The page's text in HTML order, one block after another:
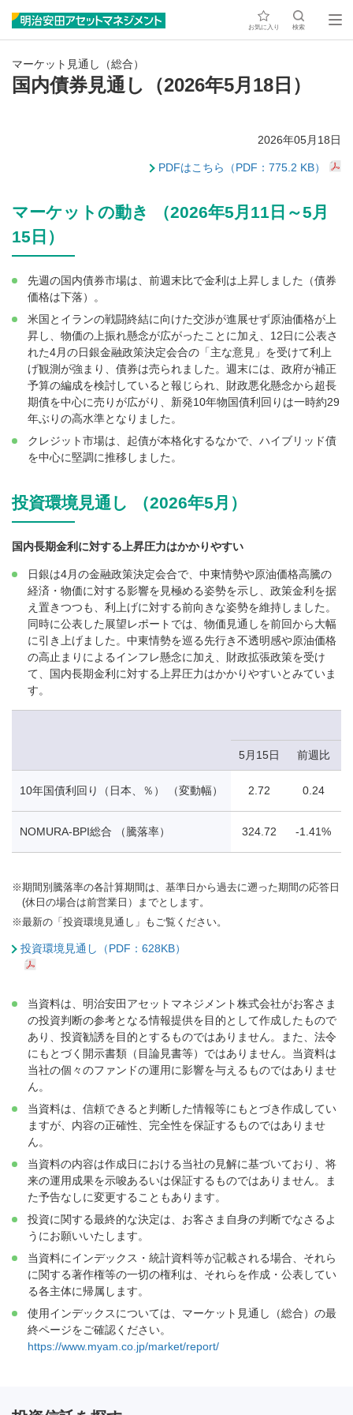
お気に入り 検索
マーケット見通し（総合）
国内債券見通し（2026年5月18日）
2026年05月18日
PDFはこちら（PDF：775.2 KB）
マーケットの動き （2026年5月11日～5月
15日）
先週の国内債券市場は、前週末比で金利は上昇しました（債券
価格は下落）。
米国とイランの戦闘終結に向けた交渉が進展せず原油価格が上
昇し、物価の上振れ懸念が広がったことに加え、12日に公表さ
れた4月の日銀金融政策決定会合の「主な意見」を受けて利上
げ観測が強まり、債券は売られました。週末には、政府が補正
予算の編成を検討していると報じられ、財政悪化懸念から超長
期債を中心に売りが広がり、新発10年物国債利回りは一時約29
年ぶりの高水準となりました。
クレジット市場は、起債が本格化するなかで、ハイブリッド債
を中心に堅調に推移しました。
投資環境見通し （2026年5月）
国内長期金利に対する上昇圧力はかかりやすい
日銀は4月の金融政策決定会合で、中東情勢や原油価格高騰の
経済・物価に対する影響を見極める姿勢を示し、政策金利を据
え置きつつも、利上げに対する前向きな姿勢を維持しました。
同時に公表した展望レポートでは、物価見通しを前回から大幅
に引き上げました。中東情勢を巡る先行き不透明感や原油価格
の高止まりによるインフレ懸念に加え、財政拡張政策を受け
て、国内長期金利に対する上昇圧力はかかりやすいとみていま
す。
5月15日 前週比
10年国債利回り（日本、％） （変動幅） 2.72 0.24
NOMURA-BPI総合 （騰落率） 324.72 -1.41%
※期間別騰落率の各計算期間は、基準日から過去に遡った期間の応答日
(休日の場合は前営業日）までとします。
※最新の「投資環境見通し」もご覧ください。
投資環境見通し（PDF：628KB）
当資料は、明治安田アセットマネジメント株式会社がお客さま
の投資判断の参考となる情報提供を目的として作成したもので
あり、投資勧誘を目的とするものではありません。また、法令
にもとづく開示書類（目論見書等）ではありません。当資料は
当社の個々のファンドの運用に影響を与えるものではありませ
ん。
当資料は、信頼できると判断した情報等にもとづき作成してい
ますが、内容の正確性、完全性を保証するものではありませ
ん。
当資料の内容は作成日における当社の見解に基づいており、将
来の運用成果を示唆あるいは保証するものではありません。ま
た予告なしに変更することもあります。
投資に関する最終的な決定は、お客さま自身の判断でなさるよ
うにお願いいたします。
当資料にインデックス・統計資料等が記載される場合、それら
に関する著作権等の一切の権利は、それらを作成・公表してい
る各主体に帰属します。
使用インデックスについては、マーケット見通し（総合）の最
終ページをご確認ください。
https://www.myam.co.jp/market/report/